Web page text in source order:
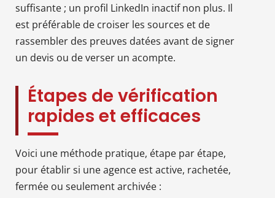
suffisante ; un profil LinkedIn inactif non plus. Il
est préférable de croiser les sources et de
rassembler des preuves datées avant de signer
un devis ou de verser un acompte.
Étapes de vérification
rapides et efficaces
Voici une méthode pratique, étape par étape,
pour établir si une agence est active, rachetée,
fermée ou seulement archivée :